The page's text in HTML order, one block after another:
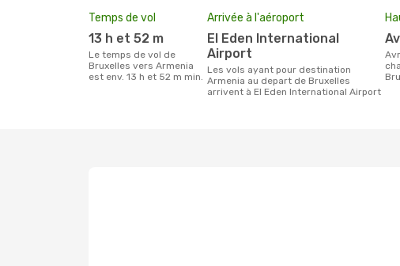
Temps de vol
13 h et 52 m
Le temps de vol de
Bruxelles vers Armenia
est env. 13 h et 52 m min.
Arrivée à l'aéroport
El Eden International
Airport
Les vols ayant pour destination
Armenia au depart de Bruxelles
arrivent à El Eden International Airport
avril est la période la plus